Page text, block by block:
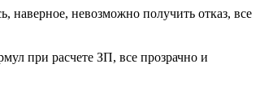
наверное, невозможно получить отказ, все
при расчете ЗП, все прозрачно и